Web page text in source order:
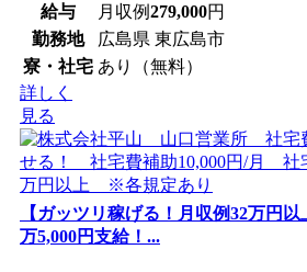
給与
月収例279,000円
勤務地
広島県 東広島市
寮・社宅 あり（無料）
詳しく
見る
【ガッツリ稼げる！月収例32万円
万5,000円支給！...